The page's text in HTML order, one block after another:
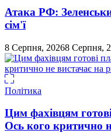
Атака РФ:
сім'ї
8 Серпня, 20268 Серпня,
Політика
Цим фахівцям
Ось кого критично